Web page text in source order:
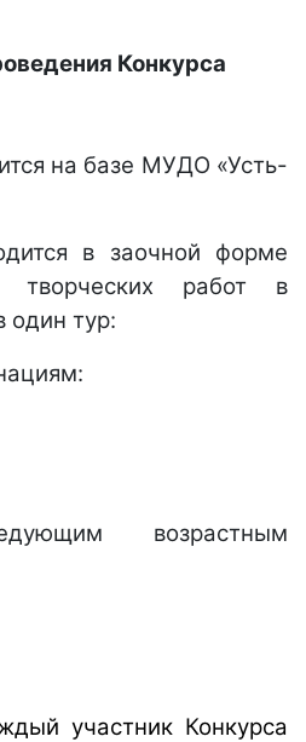
Конкурса
на базе МУДО «Усть-
в заочной форме
творческих работ в
один тур:
возрастным
участник Конкурса